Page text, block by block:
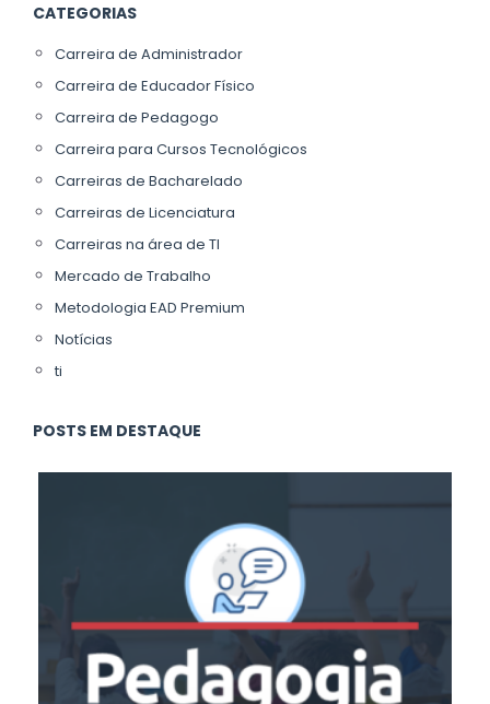
CATEGORIAS
Carreira de Administrador
Carreira de Educador Físico
Carreira de Pedagogo
Carreira para Cursos Tecnológicos
Carreiras de Bacharelado
Carreiras de Licenciatura
Carreiras na área de TI
Mercado de Trabalho
Metodologia EAD Premium
Notícias
ti
POSTS EM DESTAQUE